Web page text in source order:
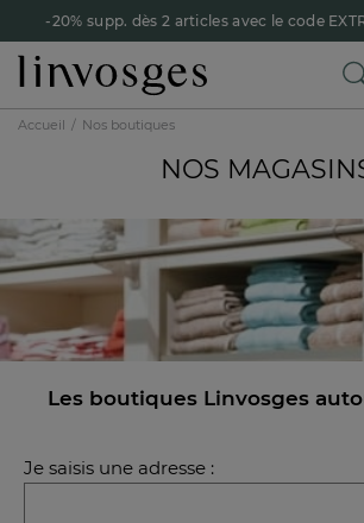
-20% supp. dès 2 articles avec le code
Accueil Nos boutiques
NOS
Les boutiques Linvosges
Je saisis une adresse :